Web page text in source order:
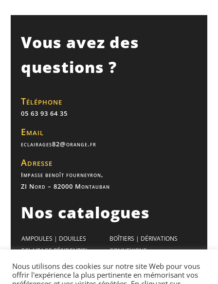
Vous avez des
questions ?
Téléphone
05 63 93 64 35
Email
eclairages82@orange.fr
Adresse
Impasse benoît fourneyron,
ZI Nord – 82000 Montauban
Nos catalogues
AMPOULES | DOUILLES
BOÎTIERS | DÉRIVATIONS
ECLAIRAGE RÉSIDENTIEL
CONNEXIONS
ECLAIRAGE BUREAUX
VENTILATION
ECLAIRAGE INDUSTRIEL
APPAREILLAGES
Nous utilisons des cookies sur notre site Web pour vous
offrir l'expérience la plus pertinente en mémorisant vos